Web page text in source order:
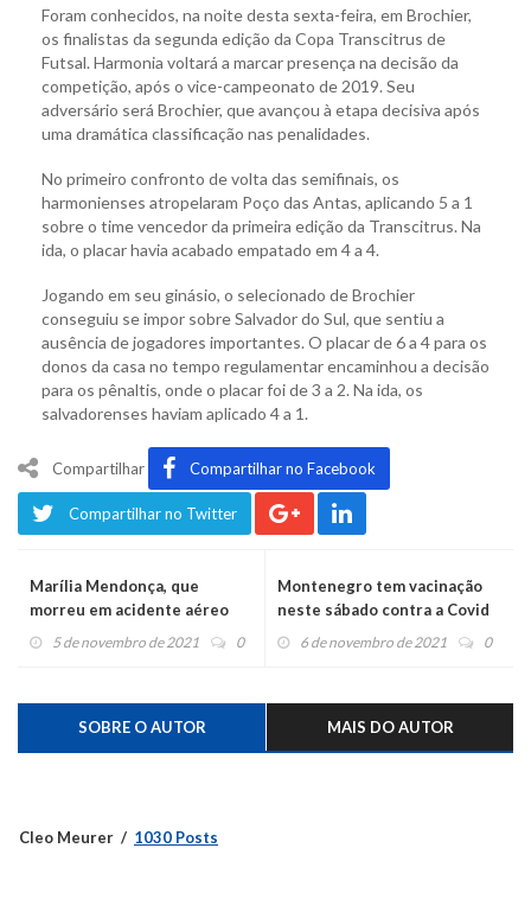
Foram conhecidos, na noite desta sexta-feira, em Brochier,
os finalistas da segunda edição da Copa Transcitrus de
Futsal. Harmonia voltará a marcar presença na decisão da
competição, após o vice-campeonato de 2019. Seu
adversário será Brochier, que avançou à etapa decisiva após
uma dramática classificação nas penalidades.
No primeiro confronto de volta das semifinais, os
harmonienses atropelaram Poço das Antas, aplicando 5 a 1
sobre o time vencedor da primeira edição da Transcitrus. Na
ida, o placar havia acabado empatado em 4 a 4.
Jogando em seu ginásio, o selecionado de Brochier
conseguiu se impor sobre Salvador do Sul, que sentiu a
ausência de jogadores importantes. O placar de 6 a 4 para os
donos da casa no tempo regulamentar encaminhou a decisão
para os pênaltis, onde o placar foi de 3 a 2. Na ida, os
salvadorenses haviam aplicado 4 a 1.
Compartilhar Compartilhar no Facebook
Compartilhar no Twitter
Marília Mendonça, que
morreu em acidente aéreo
hoje, fez o maior show da
5 de novembro de 2021 0
Montenegro tem vacinação
neste sábado contra a Covid
na Secretaria da Saúde
6 de novembro de 2021 0
SOBRE O AUTOR MAIS DO AUTOR
Cleo Meurer 1030 Posts